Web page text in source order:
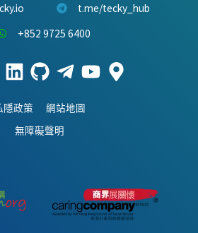
隱政策
網站地圖
無障礙聲明
t.me/tecky_hub
+852 9725 6400